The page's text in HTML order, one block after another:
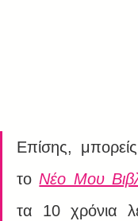
Επίσης,
το Νέο Μου
τα 10 χρόνια